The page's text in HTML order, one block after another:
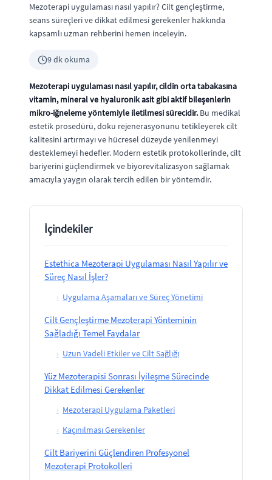
Mezoterapi uygulaması nasıl yapılır? Cilt gençleştirme,
seans süreçleri ve dikkat edilmesi gerekenler hakkında
kapsamlı uzman rehberini hemen inceleyin.
9 dk okuma
Mezoterapi uygulaması nasıl yapılır, cildin orta tabakasına
vitamin, mineral ve hyaluronik asit gibi aktif bileşenlerin
mikro-iğneleme yöntemiyle iletilmesi sürecidir. Bu medikal
estetik prosedürü, doku rejenerasyonunu tetikleyerek cilt
kalitesini artırmayı ve hücresel düzeyde yenilenmeyi
desteklemeyi hedefler. Modern estetik protokollerinde, cilt
bariyerini güçlendirmek ve biyorevitalizasyon sağlamak
amacıyla yaygın olarak tercih edilen bir yöntemdir.
İçindekiler
Estethica Mezoterapi Uygulaması Nasıl Yapılır ve
Süreç Nasıl İşler?
› Uygulama Aşamaları ve Süreç Yönetimi
Cilt Gençleştirme Mezoterapi Yönteminin
Sağladığı Temel Faydalar
› Uzun Vadeli Etkiler ve Cilt Sağlığı
Yüz Mezoterapisi Sonrası İyileşme Sürecinde
Dikkat Edilmesi Gerekenler
› Mezoterapi Uygulama Paketleri
› Kaçınılması Gerekenler
Cilt Bariyerini Güçlendiren Profesyonel
Mezoterapi Protokolleri